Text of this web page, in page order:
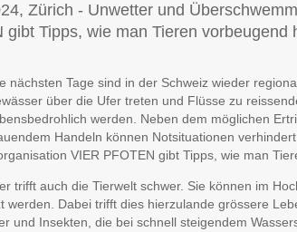
Zürich - Unwetter und
gibt Tipps, wie man Tieren vorbeugend
nächsten Tage sind in der Schweiz wieder
über die Ufer treten und Flüsse zu
werden. Neben dem möglichen
Handeln können Notsituationen
VIER PFOTEN gibt Tipps, wie man
trifft auch die Tierwelt schwer. Sie können im
werden. Dabei trifft dies hierzulande grössere
und Insekten, die bei schnell steigendem